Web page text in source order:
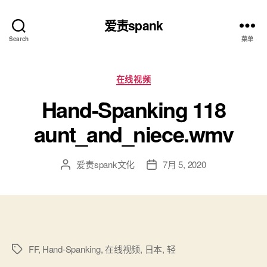
Search
爱责spank
菜单
分
类
在线视频
Hand-Spanking 118
aunt_and_niece.wmv
文 爱责spank文化
发 7月 5, 2020
标
FF, Hand-Spanking,在线视频, 日本, 轻